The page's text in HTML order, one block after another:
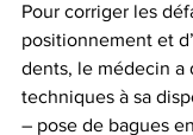
Pour corriger les
positionnement et
dents, le médecin a
techniques à sa
– pose de bagues